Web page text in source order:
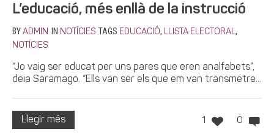
L’educació, més enllà de la instrucció
BY ADMIN IN NOTÍCIES TAGS EDUCACIÓ, LLISTA ELECTORAL,
NOTÍCIES
“Jo vaig ser educat per uns pares que eren analfabets”,
deia Saramago. “Ells van ser els que em van transmetre...
1 0
Llegir més